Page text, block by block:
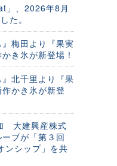
」、2026年8月
た。
梅田より『果実
き氷が新登場！
北千里より『果
かき氷が新登
大建興産株式
ブが「第３回
ンシップ」を共